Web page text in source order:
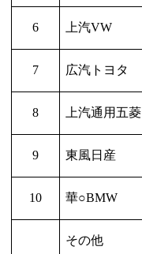
6 上汽VW
7 広汽トヨタ
8 上汽通用五菱
9 東風日産
10 華○BMW
その他